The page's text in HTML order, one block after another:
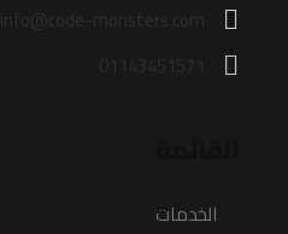
info@code-monsters.com
01143451571
الخدمات